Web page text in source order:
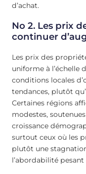
d’achat.
No 2. Les prix
continuer
Les prix des
uniforme à l’échelle
conditions locales
tendances, plutôt
Certaines régions
modestes,
croissance
surtout ceux où les
plutôt une
l’abordabilité